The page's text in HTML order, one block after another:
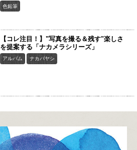
色鉛筆
【コレ注目！】"写真を撮る＆残す"楽しさ
を提案する「ナカメラシリーズ」
アルバム ナカバヤシ